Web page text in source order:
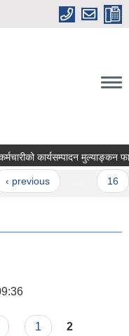
कार्यसम्पादन मुल्याङ्कन
‹ previous 16
1 2